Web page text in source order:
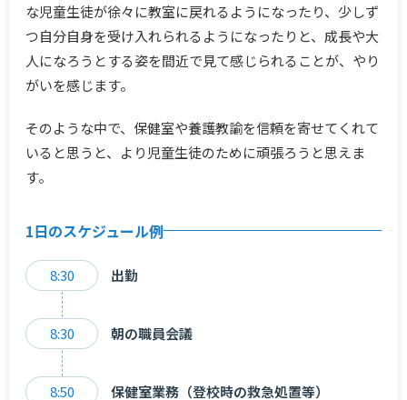
な児童生徒が徐々に教室に戻れるようになったり、少しず
つ自分自身を受け入れられるようになったりと、成長や大
人になろうとする姿を間近で見て感じられることが、やり
がいを感じます。
そのような中で、保健室や養護教諭を信頼を寄せてくれて
いると思うと、より児童生徒のために頑張ろうと思えま
す。
1日のスケジュール例
8:30 出勤
8:30 朝の職員会議
8:50 保健室業務（登校時の救急処置等）